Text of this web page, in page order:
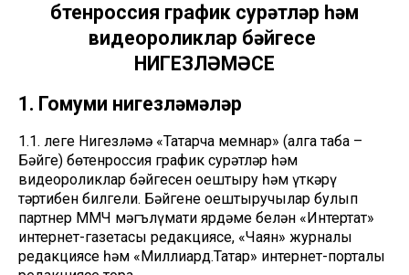
бөтенроссия график сурәтләр һәм
видеороликлар бәйгесе
НИГЕЗЛӘМӘСЕ
1. Гомуми нигезләмәләр
1.1. Әлеге Нигезләмә «Татарча мемнар» (алга таба –
Бәйге) бөтенроссия график сурәтләр һәм
видеороликлар бәйгесен оештыру һәм үткәрү
тәртибен билгели. Бәйгене оештыручылар булып
партнер ММЧ мәгълүмати ярдәме белән «Интертат»
интернет-газетасы редакциясе, «Чаян» журналы
редакциясе һәм «Миллиард.Татар» интернет-порталы